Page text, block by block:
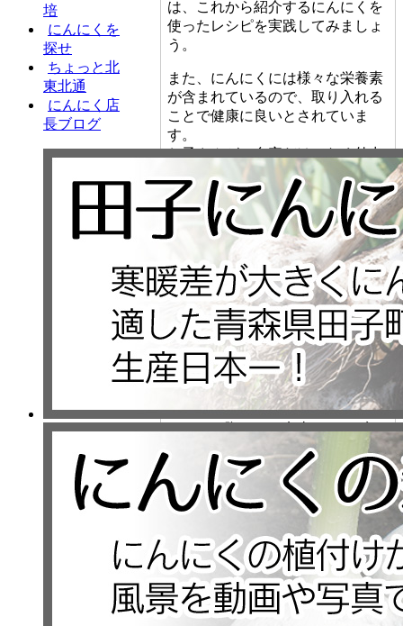
は、これから紹介するにんにくを
使ったレシピを実践してみましょ
う。
また、にんにくには様々な栄養素
が含まれているので、取り入れる
ことで健康に良いとされていま
す。
お子さんがご自宅だけでなく外出
先でもしっかりと栄養を摂るため
にも、ぜひ参考にしてください
ね。
□お子さんのイベント
時のお弁当にぴった
り！にんにくを使っ
た手羽元のさっぱり
煮！
お子さんの運動会や遠足などのイ
ベントの際に、お弁当のおかずと
して喜ばれる人気のレシピです。
ぜひ一度お試しください。
＊材料（4～5人分）
・手羽元：16本
・茹で卵：5個
・ブロッコリー：2分の1株
培
にんにくを
探せ
ちょっと北
東北通
にんにく店
長ブログ